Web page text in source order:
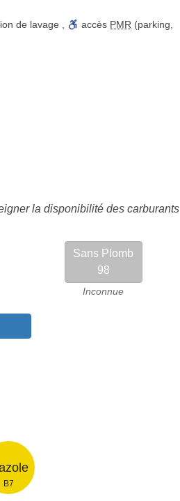
de lavage accès PMR (parking,
la disponibilité des carburants
Sans Plomb
98
Inconnue
B7